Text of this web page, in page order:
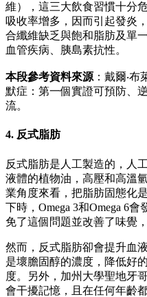
維），這三大飲食習慣十分
吸收率增多，因而引起發炎
合纖維缺乏與飽和脂肪及單
血管疾病、胰島素抗性。
本段參考資料來源 ：戴爾‧
默症：第一個實證可預防、
流。
4. 反式脂肪
反式脂肪是人工製造的，人
液體的植物油，高壓和高溫
業角度來看，把脂肪固態化
下時，Omega 3和Omega 6
免了這個問題並改善了味覺
然而，反式脂肪卻會提升血
是壞膽固醇的濃度，降低好
度。另外，加州大學聖地牙
會干擾記憶，且在任何年齡